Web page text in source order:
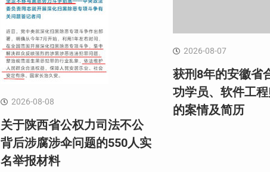
2026-08-08
关于陕西省公权力司法不公
背后涉腐涉伞问题的550人实
名举报材料
2026-08-07
获刑8年的安徽省
功学员、软件工
的案情及简历